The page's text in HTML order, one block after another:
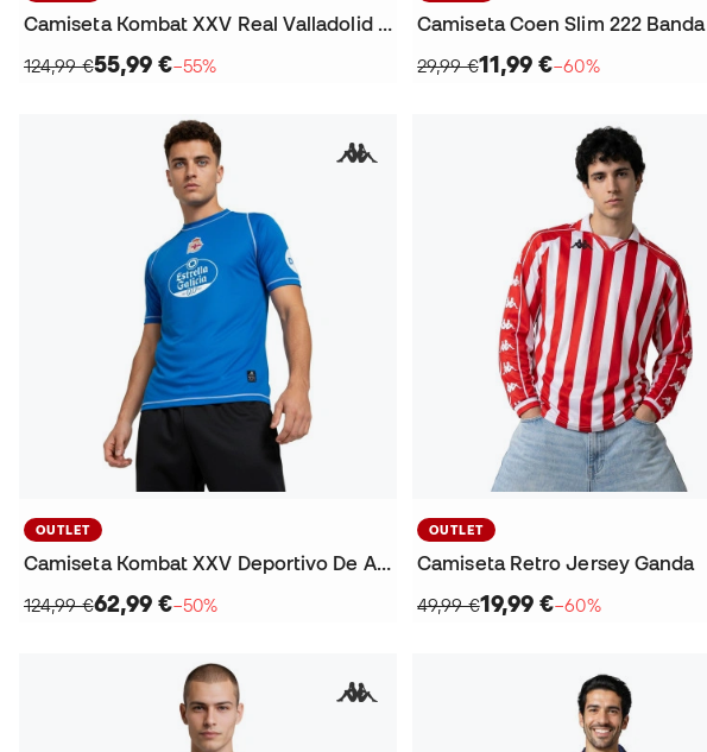
Camiseta Kombat XXV Real Valladolid 2025-2026
124,99 €55,99 €−55%
Camiseta Coen Slim 222 Banda
29,99 €11,99 €−60%
OUTLET
Camiseta Kombat XXV Deportivo De A Coruña 2025-2026
124,99 €62,99 €−50%
OUTLET
Camiseta Retro Jersey Ganda
49,99 €19,99 €−60%